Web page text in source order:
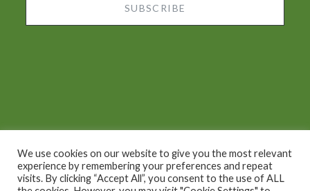
Proudly powered by WordPress|Theme: Dyad by
We use cookies on our website to give you the most relevant
experience by remembering your preferences and repeat
visits. By clicking “Accept All”, you consent to the use of ALL